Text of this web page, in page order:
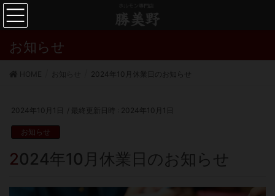
お知らせ
2024年10月休業日のお知らせ
2024年10月1日 / 最終更新日時 : 2024年10月1日
お知らせ
2024年10月休業日のお知らせ